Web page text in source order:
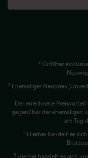
* Größter
1 Ehemaliger Neupreis
Der errechnete
gegenüber der ehemaligen
am Tag
2 Hierbei handelt es
3 Hierbei handelt es sich